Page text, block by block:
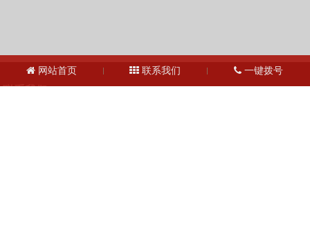
联系我们
网站首页 联系我们 一键拨号